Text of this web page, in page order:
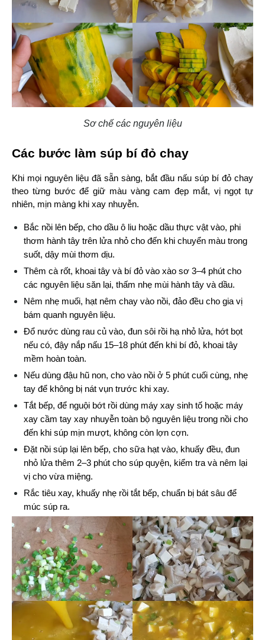
Sơ chế các nguyên liệu
Các bước làm súp bí đỏ chay
Khi mọi nguyên liệu đã sẵn sàng, bắt đầu nấu súp bí đỏ chay
theo từng bước để giữ màu vàng cam đẹp mắt, vị ngọt tự
nhiên, mịn màng khi xay nhuyễn.
Bắc nồi lên bếp, cho dầu ô liu hoặc dầu thực vật vào, phi
thơm hành tây trên lửa nhỏ cho đến khi chuyển màu trong
suốt, dậy mùi thơm dịu.
Thêm cà rốt, khoai tây và bí đỏ vào xào sơ 3–4 phút cho
các nguyên liệu săn lại, thấm nhẹ mùi hành tây và dầu.
Nêm nhẹ muối, hạt nêm chay vào nồi, đảo đều cho gia vị
bám quanh nguyên liệu.
Đổ nước dùng rau củ vào, đun sôi rồi hạ nhỏ lửa, hớt bọt
nếu có, đậy nắp nấu 15–18 phút đến khi bí đỏ, khoai tây
mềm hoàn toàn.
Nếu dùng đậu hũ non, cho vào nồi ở 5 phút cuối cùng, nhẹ
tay để không bị nát vụn trước khi xay.
Tắt bếp, để nguội bớt rồi dùng máy xay sinh tố hoặc máy
xay cầm tay xay nhuyễn toàn bộ nguyên liệu trong nồi cho
đến khi súp mịn mượt, không còn lợn cợn.
Đặt nồi súp lại lên bếp, cho sữa hạt vào, khuấy đều, đun
nhỏ lửa thêm 2–3 phút cho súp quyện, kiểm tra và nêm lại
vị cho vừa miệng.
Rắc tiêu xay, khuấy nhẹ rồi tắt bếp, chuẩn bị bát sâu để
múc súp ra.